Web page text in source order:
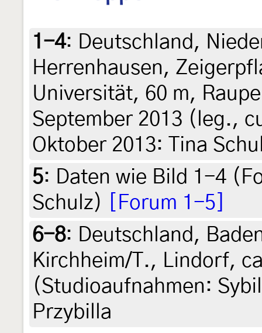
1-4: Deutschland,
Herrenhausen,
Universität, 60 m,
September 2013 (leg.,
Oktober 2013: Tina
5: Daten wie Bild 1-4
Schulz)
[Forum 1-5]
6-8: Deutschland,
Kirchheim/T., Lindorf,
(Studioaufnahmen:
Przybilla